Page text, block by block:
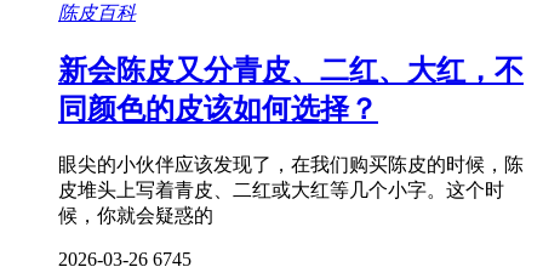
陈皮百科
新会陈皮又分青皮、二红、大红，不
同颜色的皮该如何选择？
眼尖的小伙伴应该发现了，在我们购买陈皮的时候，陈
皮堆头上写着青皮、二红或大红等几个小字。这个时
候，你就会疑惑的
2026-03-26 6745